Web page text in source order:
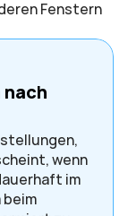
Fenstern
wenn
im